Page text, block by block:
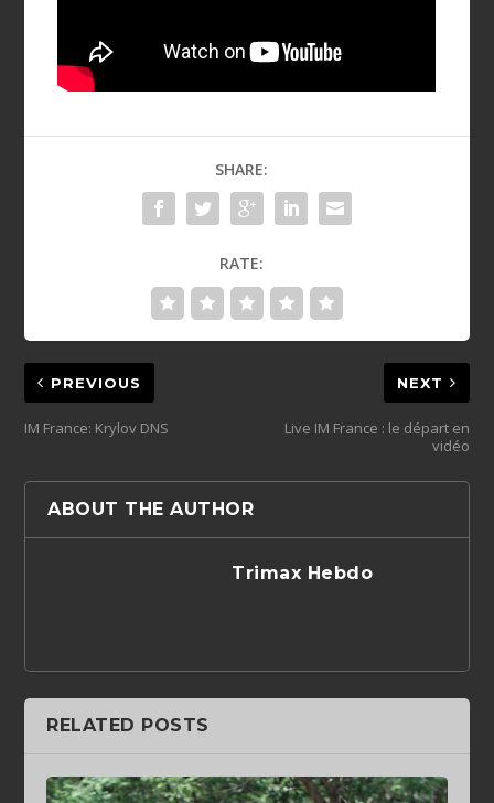
SHARE:
RATE:
PREVIOUS
IM France: Krylov DNS
NEXT
Live IM France : le départ en
vidéo
ABOUT THE AUTHOR
Trimax Hebdo
RELATED POSTS